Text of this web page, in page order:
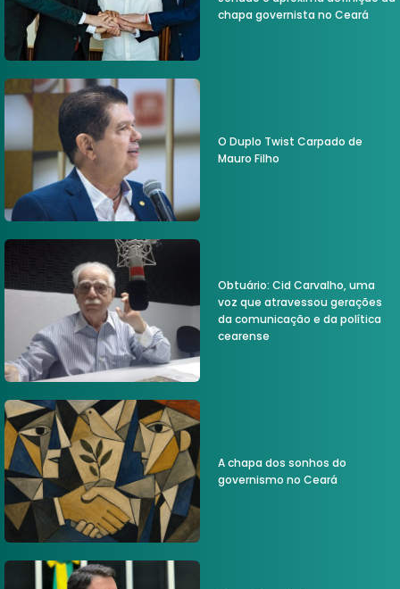
chapa governista no Ceará
O Duplo Twist Carpado de
Mauro Filho
Obtuário: Cid Carvalho, uma
voz que atravessou gerações
da comunicação e da política
cearense
A chapa dos sonhos do
governismo no Ceará